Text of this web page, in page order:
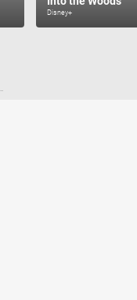
Disney+